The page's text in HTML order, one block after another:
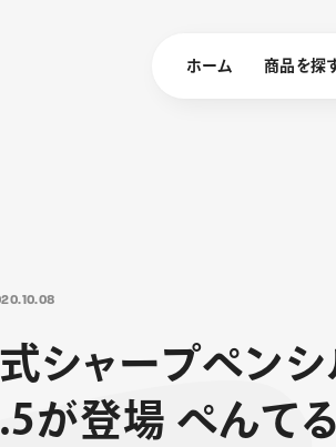
ホーム 商品を探
エナージェル サインペ
シャープペン
消し具
ブラッシュ（筆）
画材
20.10.08
式シャープペンシ
.5が登場 ぺんてる